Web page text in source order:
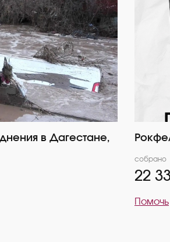
в Дагестане,
собрано
22
Помочь